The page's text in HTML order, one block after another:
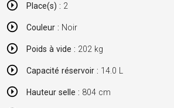
Place(s) : 2
Couleur : Noir
Poids à vide : 202 kg
Capacité réservoir : 14.0 L
Hauteur selle : 804 cm